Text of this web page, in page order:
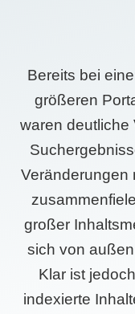
Bereits bei
größeren
waren deutliche
Veränderungen
großer
sich von
Klar ist
indexierte